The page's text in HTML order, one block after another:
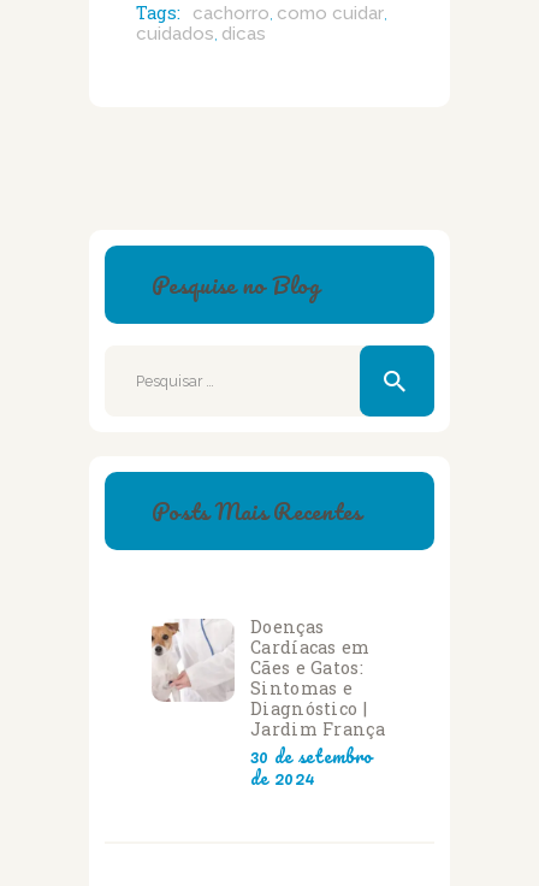
Tags: cachorro, como cuidar,
cuidados, dicas
Pesquise no Blog
Posts Mais Recentes
Doenças
Cardíacas em
Cães e Gatos:
Sintomas e
Diagnóstico |
Jardim França
30 de setembro
de 2024